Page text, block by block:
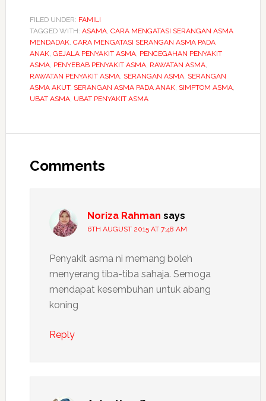
FILED UNDER: FAMILI
TAGGED WITH: ASAMA, CARA MENGATASI SERANGAN ASMA
MENDADAK, CARA MENGATASI SERANGAN ASMA PADA
ANAK, GEJALA PENYAKIT ASMA, PENCEGAHAN PENYAKIT
ASMA, PENYEBAB PENYAKIT ASMA, RAWATAN ASMA,
RAWATAN PENYAKIT ASMA, SERANGAN ASMA, SERANGAN
ASMA AKUT, SERANGAN ASMA PADA ANAK, SIMPTOM ASMA,
UBAT ASMA, UBAT PENYAKIT ASMA
Interactions
Comments
Noriza Rahman says
6TH AUGUST 2015 AT 7:48 AM
Penyakit asma ni memang boleh
menyerang tiba-tiba sahaja. Semoga
mendapat kesembuhan untuk abang
koning
Reply